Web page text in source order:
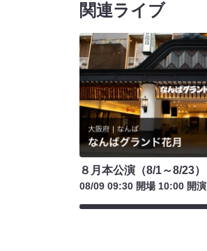
関連ライブ
８月本公演（8/1～8/23）
08/09 09:30 開場 10:00 開演